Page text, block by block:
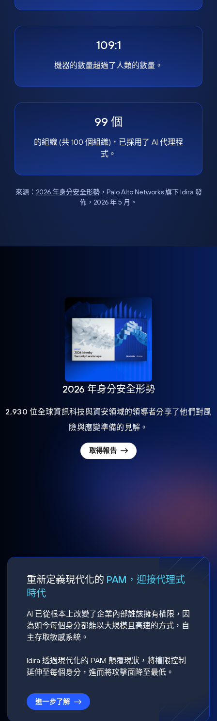
109:1
機器的數量超過了人類的數量。
99 個
的組織 (共 100 個組織)，已採用了 AI 代理程
式。
來源： 2026 年身分安全形勢，Palo Alto Networks 旗下 Idira 發
佈，2026 年 5 月。
2026 年身分安全形勢
2,930 位全球資訊科技與資安領域的領導者分享了他們對風
險與應變準備的見解。
取得報告
重新定義現代化的 PAM，迎接代理式
時代
AI 已從根本上改變了企業內部誰該擁有權限，因
為如今每個身分都能以大規模且高速的方式，自
主存取敏感系統。
Idira 透過現代化的 PAM 顛覆現狀，將權限控制
延伸至每個身分，進而將攻擊面降至最低。
進一步了解